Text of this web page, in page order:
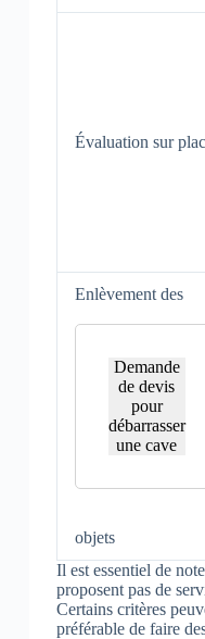
Évaluation sur
Enlèvement des
Demande
de devis
pour
débarrasser
une cave
objets
Il est essentiel de
proposent pas de
Certains critères
préférable de faire